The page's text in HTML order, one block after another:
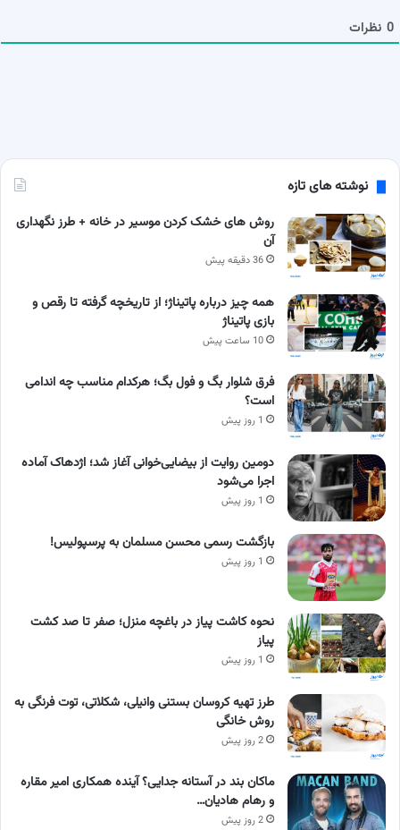
0 نظرات
نوشته های تازه
روش های خشک کردن موسیر در خانه + طرز نگهداری
آن
36 دقیقه پیش
همه چیز درباره پاتیناژ؛ از تاریخچه گرفته تا رقص و
بازی پاتیناژ
10 ساعت پیش
فرق شلوار بگ و فول بگ؛ هرکدام مناسب چه اندامی
است؟
1 روز پیش
دومین روایت از بیضایی‌خوانی آغاز شد؛ اژدهاک آماده
اجرا می‌شود
1 روز پیش
بازگشت رسمی محسن مسلمان به پرسپولیس!
1 روز پیش
نحوه کاشت پیاز در باغچه منزل؛ صفر تا صد کشت
پیاز
1 روز پیش
طرز تهیه کروسان بستنی وانیلی، شکلاتی، توت فرنگی به
روش خانگی
2 روز پیش
ماکان بند در آستانه جدایی؟ آینده همکاری امیر مقاره
و رهام هادیان…
2 روز پیش